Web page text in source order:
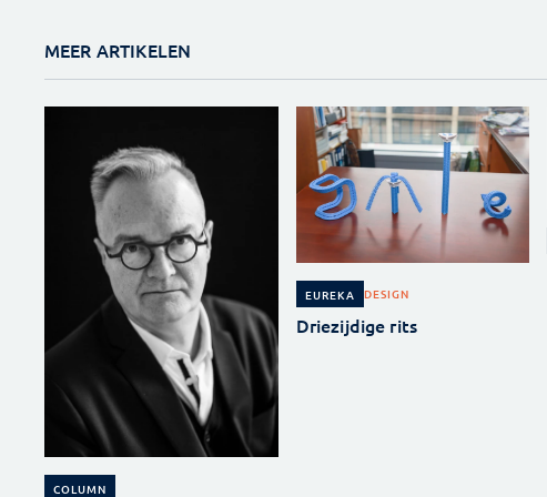
MEER ARTIKELEN
COLUMN
EUREKA DESIGN
Driezijdige rits